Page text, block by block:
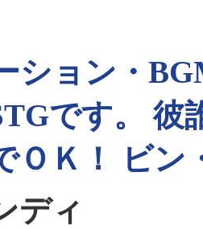
ション・
です。 彼
ＯＫ！ ビン
ディ